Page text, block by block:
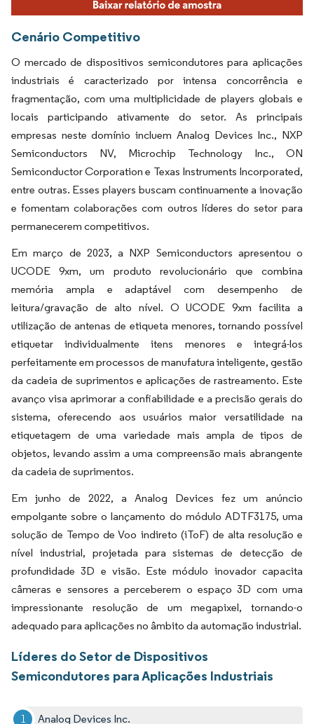
Cenário Competitivo
O mercado de dispositivos semicondutores para aplicações
industriais é caracterizado por intensa concorrência e
fragmentação, com uma multiplicidade de players globais e
locais participando ativamente do setor. As principais
empresas neste domínio incluem Analog Devices Inc., NXP
Semiconductors NV, Microchip Technology Inc., ON
Semiconductor Corporation e Texas Instruments Incorporated,
entre outras. Esses players buscam continuamente a inovação
e fomentam colaborações com outros líderes do setor para
permanecerem competitivos.
Em março de 2023, a NXP Semiconductors apresentou o
UCODE 9xm, um produto revolucionário que combina
memória ampla e adaptável com desempenho de
leitura/gravação de alto nível. O UCODE 9xm facilita a
utilização de antenas de etiqueta menores, tornando possível
etiquetar individualmente itens menores e integrá-los
perfeitamente em processos de manufatura inteligente, gestão
da cadeia de suprimentos e aplicações de rastreamento. Este
avanço visa aprimorar a confiabilidade e a precisão gerais do
sistema, oferecendo aos usuários maior versatilidade na
etiquetagem de uma variedade mais ampla de tipos de
objetos, levando assim a uma compreensão mais abrangente
da cadeia de suprimentos.
Em junho de 2022, a Analog Devices fez um anúncio
empolgante sobre o lançamento do módulo ADTF3175, uma
solução de Tempo de Voo indireto (iToF) de alta resolução e
nível industrial, projetada para sistemas de detecção de
profundidade 3D e visão. Este módulo inovador capacita
câmeras e sensores a perceberem o espaço 3D com uma
impressionante resolução de um megapixel, tornando-o
adequado para aplicações no âmbito da automação industrial.
Líderes do Setor de Dispositivos
Semicondutores para Aplicações Industriais
Analog Devices Inc.